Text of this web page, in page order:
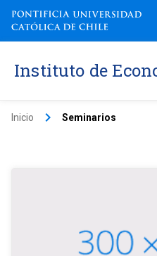
Instituto de
Inicio keyboard_arrow_right Seminarios